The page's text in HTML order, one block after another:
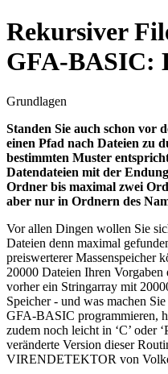
Rekursiver
GFA-BASIC:
Grundlagen
Standen Sie auch schon vor
einen Pfad nach Dateien zu
bestimmten Muster
Datendateien mit der
Ordner bis maximal zwei
aber nur in Ordnern des
Vor allen Dingen wollen Sie
Dateien denn maximal
preiswerterer Massenspeicher
20000 Dateien Ihren
vorher ein Stringarray mit
Speicher - und was machen
GFA-BASIC programmieren,
zudem noch leicht in ‘C’ oder
veränderte Version dieser
VIRENDETEKTOR von